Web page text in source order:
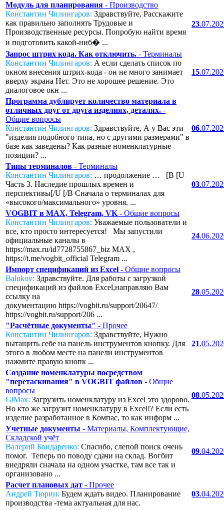
Модуль для планирования - Производство
Константин Чилингаров: Здравствуйте, Расскажите
как правильно заполнять Трудовые и
Производственные ресурсы. Попробую найти время
и подготовить какой-ниб� ...
23
Запрос штрих кода. Как отключить. - Терминалы
Константин Чилингаров: А если сделать список по
окном внесения штрих-кода - он не много занимает
вверху экрана Нет. Это не хорошее решение. Это
диалоговое окн ...
15
Программа дублирует количество материала в
отличных друг от друга изделиях, деталях. -
Общие вопросы
Константин Чилингаров: Здравствуйте, А у Вас эти
"изделия подобного типа, но с другими размерами" в
базе как заведены? Как разные номенклатурные
позиции? ...
06
Типы терминалов - Терминалы
Константин Чилингаров: … продолжение … [B [U
Часть 3. Наследие прошлых времен и
перспективы[/U [/B Сначала о терминалах для
«высокого/максимального» уровня. ...
03
VOGBIT в MAX, Telegram, VK - Общие вопросы
Константин Чилингаров: Уважаемые пользователи и
все, кто просто интересуется! Мы запустили
официальные каналы в
https://max.ru/id7728755867_biz MAX ,
https://t.me/vogbit_official Telegram ...
24
Импорт спецификаций из Excel - Общие вопросы
Balukov: Здравствуйте. Для работы с загрузкой
спецификаций из файлов Excel,направляю Вам
ссылку на
документацию https://vogbit.ru/support/20647/
https://vogbit.ru/support/206 ...
28
"Расчётные документы" - Прочее
Константин Чилингаров: Здравствуйте, Нужно
вытащить себе на панель инструментов кнопку. Для
этого в любом месте на панели инструментов
нажмите правую кнопк ...
21
Создание номенклатуры посредством
"перетаскивания" в VOGBIT файлов - Общие
вопросы
GlMax: Загрузить номенклатуру из Excel это здорово.
Но кто же загрузит номенклатуру в Excel!? Если есть
изделие разработанное в Компас, то как информ ...
08
Учетные документы - Материалы, Комплектующие,
Складской учёт
Валерий Бондаренко: Спасибо, слепой поиск очень
помог. Теперь по поводу сдачи на склад. Вогбит
внедряли сначала на одном участке, там все так и
организовано ...
09
Расчет плановых дат - Прочее
Андрей Тюрин: Будем ждать видео. Планирование
производства -тема актуальная для нас.
03